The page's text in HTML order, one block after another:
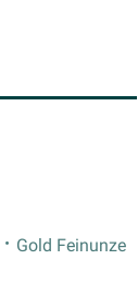
Gold Feinunze